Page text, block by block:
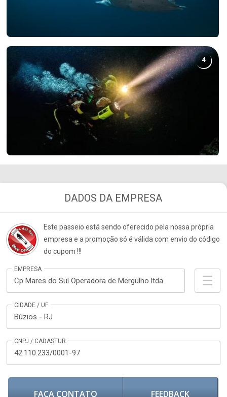
4
DADOS DA EMPRESA
Este passeio está sendo oferecido pela nossa própria
empresa e a promoção só é válida com envio do código
do cupom !!!
EMPRESA
Cp Mares do Sul Operadora de Mergulho ltda
CIDADE / UF
Búzios - RJ
CNPJ / CADASTUR
42.110.233/0001-97
FAÇA CONTATO FEEDBACK